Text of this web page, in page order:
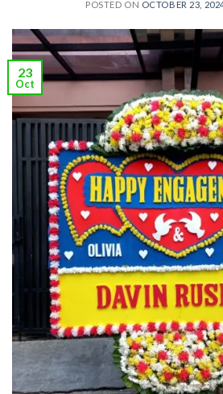
POSTED ON OCTOBER 23,
23
Oct